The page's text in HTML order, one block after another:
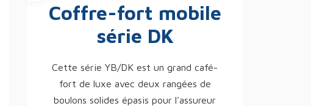
Coffre-fort mobile
série DK
Cette série YB/DK est un grand café-
fort de luxe avec deux rangées de
boulons solides épasis pour l'assureur